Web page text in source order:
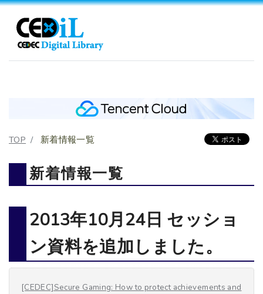
TOP 新着情報一覧
新着情報一覧
2013年10月24日 セッショ
ン資料を追加しました。
[CEDEC]Secure Gaming: How to protect achievements and